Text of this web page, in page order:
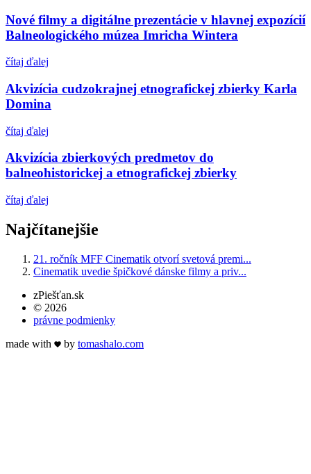
Nové filmy a digitálne prezentácie v hlavnej expozícií
Balneologického múzea Imricha Wintera
čítaj ďalej
Akvizícia cudzokrajnej etnografickej zbierky Karla
Domina
čítaj ďalej
Akvizícia zbierkových predmetov do
balneohistorickej a etnografickej zbierky
čítaj ďalej
Najčítanejšie
21. ročník MFF Cinematik otvorí svetová premi...
Cinematik uvedie špičkové dánske filmy a priv...
zPiešťan.sk
© 2026
právne podmienky
made with
by tomashalo.com